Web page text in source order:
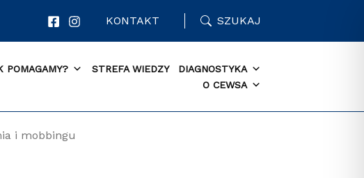
KONTAKT SZUKAJ
POMAGAMY? STREFA WIEDZY
DIAGNOSTYKA
O CEWSA
i mobbingu